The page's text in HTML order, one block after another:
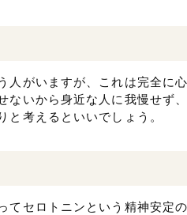
人がいますが、これは完全に
ないから身近な人に我慢せず
と考えるといいでしょう。
てセロトニンという精神安定